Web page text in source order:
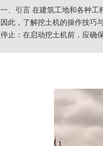
一、引言 在建筑工地和各种工
因此，了解挖土机的操作技巧
停止：在启动挖土机前，应确